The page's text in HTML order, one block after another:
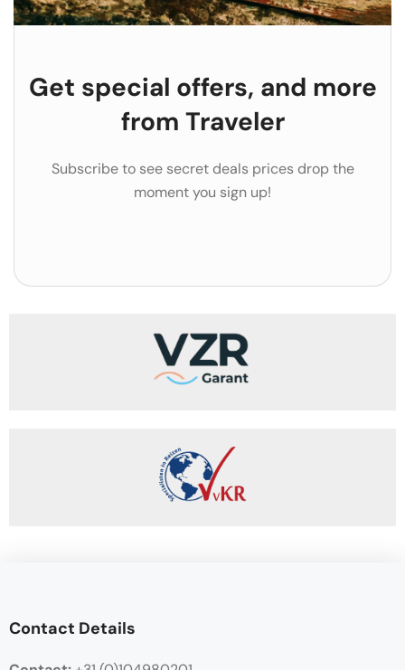
Get special offers, and more
from Traveler
Subscribe to see secret deals prices drop the
moment you sign up!
Contact Details